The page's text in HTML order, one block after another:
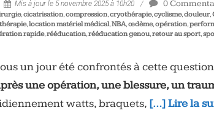
Mis à jour le 5 novembre 2025 à 10h20 0
,cicatrisation,compression,cryothérapie,cyclisme,douleur,
,location matériel médical,NBA,œdème,opération,
rapide,rééducation,rééducation genou,retour au sport,
un jour été confrontés à cette
une opération, une blessure, un
watts, braquets, […] Lire la